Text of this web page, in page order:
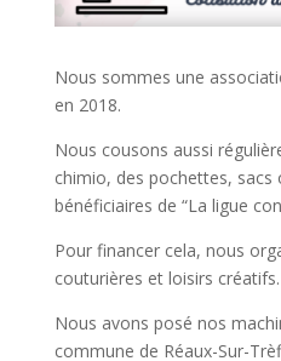
Nous sommes une
en 2018.
Nous cousons aussi
chimio, des pochettes,
bénéficiaires de “La ligue
Pour financer cela, nous
couturières et loisirs créatifs.
Nous avons posé nos
commune de Réaux-Sur-